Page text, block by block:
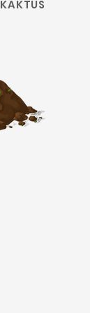
KAKTÜS